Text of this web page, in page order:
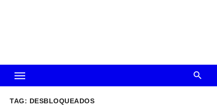
TAG: DESBLOQUEADOS